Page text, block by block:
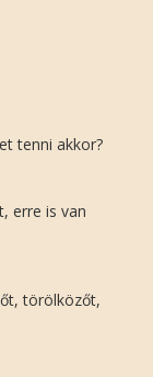
tenni akkor?
erre is van
törölközőt,